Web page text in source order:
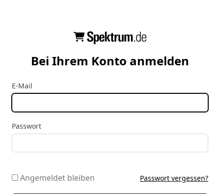
Bei Ihrem Konto anmelden
E-Mail
Passwort
Angemeldet bleiben Passwort vergessen?